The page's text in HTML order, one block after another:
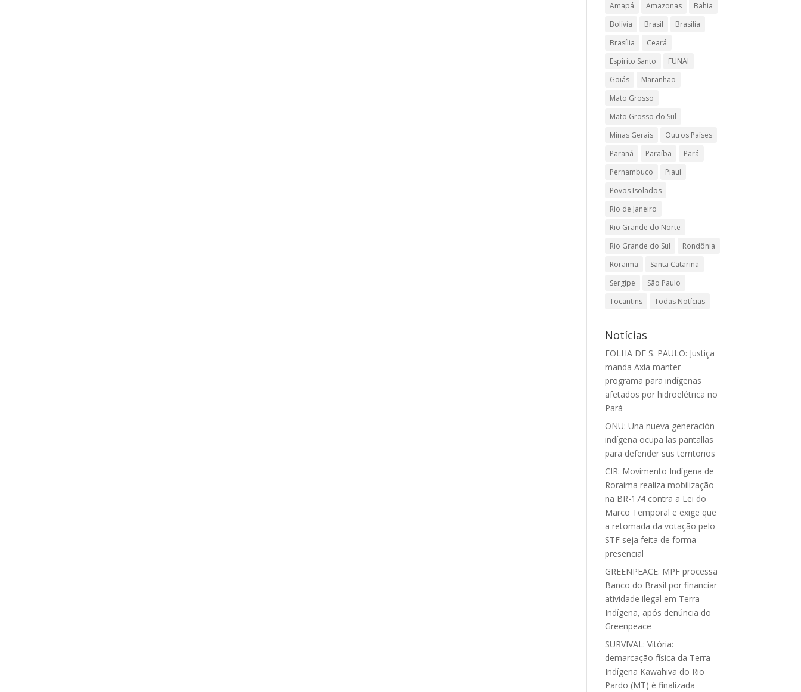
Amapá
Amazonas
Bahia
Bolívia
Brasil
Brasilia
Brasília
Ceará
Espírito Santo
FUNAI
Goiás
Maranhão
Mato Grosso
Mato Grosso do Sul
Minas Gerais
Outros Países
Paraná
Paraíba
Pará
Pernambuco
Piauí
Povos Isolados
Rio de Janeiro
Rio Grande do Norte
Rio Grande do Sul
Rondônia
Roraima
Santa Catarina
Sergipe
São Paulo
Tocantins
Todas Notícias
Notícias
FOLHA DE S. PAULO: Justiça
manda Axia manter
programa para indígenas
afetados por hidroelétrica no
Pará
ONU: Una nueva generación
indígena ocupa las pantallas
para defender sus territorios
CIR: Movimento Indígena de
Roraima realiza mobilização
na BR-174 contra a Lei do
Marco Temporal e exige que
a retomada da votação pelo
STF seja feita de forma
presencial
GREENPEACE: MPF processa
Banco do Brasil por financiar
atividade ilegal em Terra
Indígena, após denúncia do
Greenpeace
SURVIVAL: Vitória:
demarcação física da Terra
Indígena Kawahiva do Rio
Pardo (MT) é finalizada